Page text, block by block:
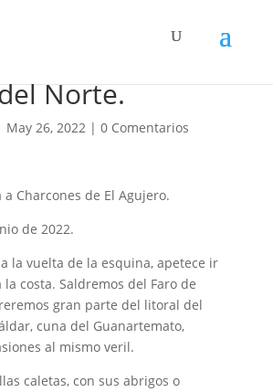
Básico.
Norte.
May 26, 2022| 0 Comentarios
a Charcones de El Agujero.
de 2022.
la vuelta de la esquina, apetece ir
costa. Saldremos del Faro de
gran parte del litoral del
cuna del Guanartemato,
al mismo veril.
caletas, con sus abrigos o